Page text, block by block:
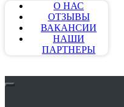
О НАС
ОТЗЫВЫ
ВАКАНСИИ
НАШИ
ПАРТНЕРЫ